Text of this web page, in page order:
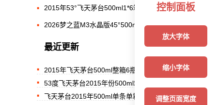
2015年53°飞天茅台500ml1*6箱价格...
2026梦之蓝M3水晶版45°500ml当前价...
最近更新
2015年飞天茅台500ml整箱6瓶价格行情
53度飞天茅台2015年份500ml箱装参考价
飞天茅台2015年500ml单条单箱价格对比表
控制面板
放大字体
缩小字体
调整页面宽度